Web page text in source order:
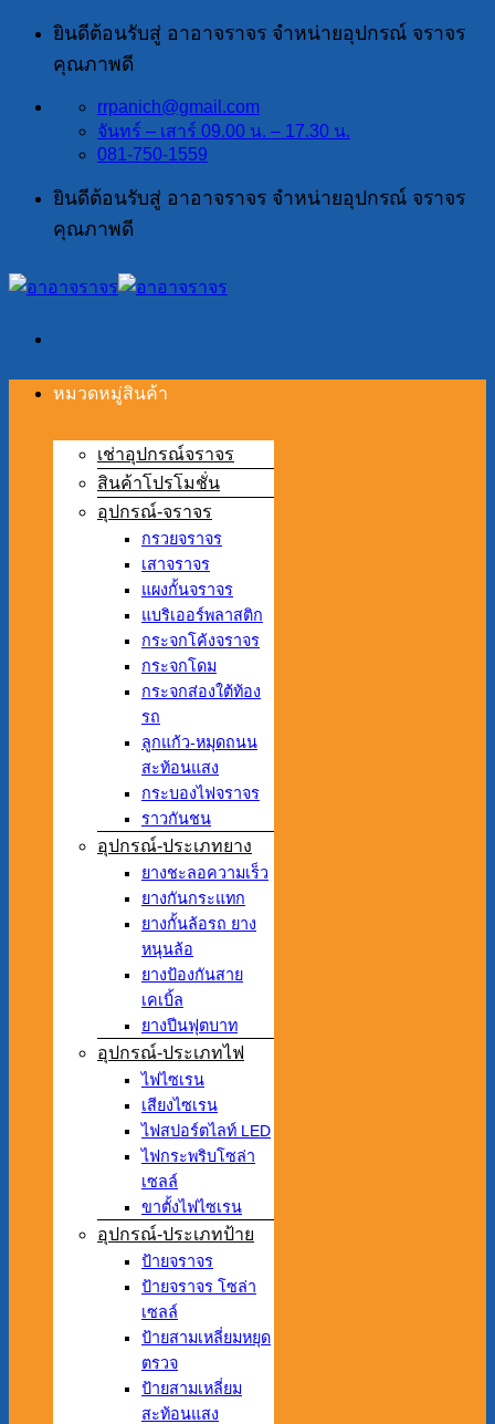
ข้าม
เนื้อหา
ยินดีต้อนรับสู่ อาอาจราจร จำหน่ายอุปกรณ์ จราจร
คุณภาพดี
rrpanich@gmail.com
จันทร์ – เสาร์ 09.00 น. – 17.30 น.
081-750-1559
ยินดีต้อนรับสู่ อาอาจราจร จำหน่ายอุปกรณ์ จราจร
คุณภาพดี
หมวดหมู่สินค้า
เช่าอุปกรณ์จราจร
สินค้าโปรโมชั่น
อุปกรณ์-จราจร
กรวยจราจร
เสาจราจร
แผงกั้นจราจร
แบริเออร์พลาสติก
กระจกโค้งจราจร
กระจกโดม
กระจกส่องใต้ท้อง
รถ
ลูกแก้ว-หมุดถนน
สะท้อนแสง
กระบองไฟจราจร
ราวกันชน
อุปกรณ์-ประเภทยาง
ยางชะลอความเร็ว
ยางกันกระแทก
ยางกั้นล้อรถ ยาง
หนุนล้อ
ยางป้องกันสาย
เคเบิ้ล
ยางปีนฟุตบาท
อุปกรณ์-ประเภทไฟ
ไฟไซเรน
เสียงไซเรน
ไฟสปอร์ตไลท์ LED
ไฟกระพริบโซล่า
เซลล์
ขาตั้งไฟไซเรน
อุปกรณ์-ประเภทป้าย
ป้ายจราจร
ป้ายจราจร โซล่า
เซลล์
ป้ายสามเหลี่ยมหยุด
ตรวจ
ป้ายสามเหลี่ยม
สะท้อนแสง